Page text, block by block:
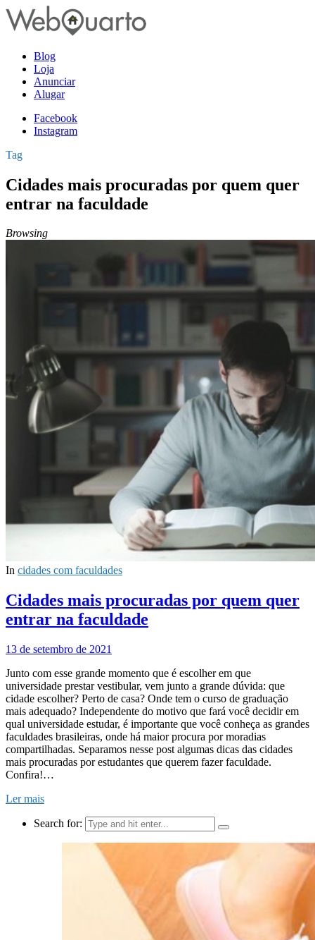
Blog
Loja
Anunciar
Alugar
Facebook
Instagram
Tag
Cidades mais procuradas por quem quer
entrar na faculdade
Browsing
In cidades com faculdades
Cidades mais procuradas por quem quer
entrar na faculdade
13 de setembro de 2021
Junto com esse grande momento que é escolher em que
universidade prestar vestibular, vem junto a grande dúvida: que
cidade escolher? Perto de casa? Onde tem o curso de graduação
mais adequado? Independente do motivo que fará você decidir em
qual universidade estudar, é importante que você conheça as grandes
faculdades brasileiras, onde há maior procura por moradias
compartilhadas. Separamos nesse post algumas dicas das cidades
mais procuradas por estudantes que querem fazer faculdade.
Confira!…
Ler mais
Search for: